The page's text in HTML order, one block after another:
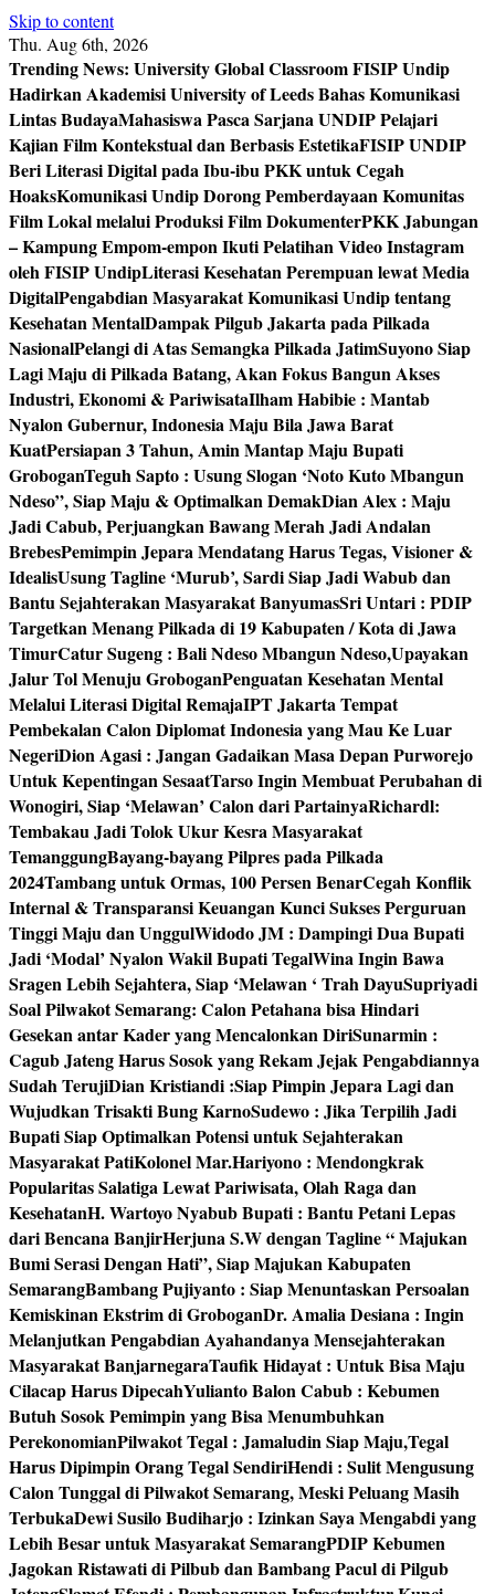
Skip to content
Thu. Aug 6th, 2026
Trending News: University Global Classroom FISIP Undip
Hadirkan Akademisi University of Leeds Bahas Komunikasi
Lintas BudayaMahasiswa Pasca Sarjana UNDIP Pelajari
Kajian Film Kontekstual dan Berbasis EstetikaFISIP UNDIP
Beri Literasi Digital pada Ibu-ibu PKK untuk Cegah
HoaksKomunikasi Undip Dorong Pemberdayaan Komunitas
Film Lokal melalui Produksi Film DokumenterPKK Jabungan
– Kampung Empom-empon Ikuti Pelatihan Video Instagram
oleh FISIP UndipLiterasi Kesehatan Perempuan lewat Media
DigitalPengabdian Masyarakat Komunikasi Undip tentang
Kesehatan MentalDampak Pilgub Jakarta pada Pilkada
NasionalPelangi di Atas Semangka Pilkada JatimSuyono Siap
Lagi Maju di Pilkada Batang, Akan Fokus Bangun Akses
Industri, Ekonomi & PariwisataIlham Habibie : Mantab
Nyalon Gubernur, Indonesia Maju Bila Jawa Barat
KuatPersiapan 3 Tahun, Amin Mantap Maju Bupati
GroboganTeguh Sapto : Usung Slogan ‘Noto Kuto Mbangun
Ndeso”, Siap Maju & Optimalkan DemakDian Alex : Maju
Jadi Cabub, Perjuangkan Bawang Merah Jadi Andalan
BrebesPemimpin Jepara Mendatang Harus Tegas, Visioner &
IdealisUsung Tagline ‘Murub’, Sardi Siap Jadi Wabub dan
Bantu Sejahterakan Masyarakat BanyumasSri Untari : PDIP
Targetkan Menang Pilkada di 19 Kabupaten / Kota di Jawa
TimurCatur Sugeng : Bali Ndeso Mbangun Ndeso,Upayakan
Jalur Tol Menuju GroboganPenguatan Kesehatan Mental
Melalui Literasi Digital RemajaIPT Jakarta Tempat
Pembekalan Calon Diplomat Indonesia yang Mau Ke Luar
NegeriDion Agasi : Jangan Gadaikan Masa Depan Purworejo
Untuk Kepentingan SesaatTarso Ingin Membuat Perubahan di
Wonogiri, Siap ‘Melawan’ Calon dari PartainyaRichardl:
Tembakau Jadi Tolok Ukur Kesra Masyarakat
TemanggungBayang-bayang Pilpres pada Pilkada
2024Tambang untuk Ormas, 100 Persen BenarCegah Konflik
Internal & Transparansi Keuangan Kunci Sukses Perguruan
Tinggi Maju dan UnggulWidodo JM : Dampingi Dua Bupati
Jadi ‘Modal’ Nyalon Wakil Bupati TegalWina Ingin Bawa
Sragen Lebih Sejahtera, Siap ‘Melawan ‘ Trah DayuSupriyadi
Soal Pilwakot Semarang: Calon Petahana bisa Hindari
Gesekan antar Kader yang Mencalonkan DiriSunarmin :
Cagub Jateng Harus Sosok yang Rekam Jejak Pengabdiannya
Sudah TerujiDian Kristiandi :Siap Pimpin Jepara Lagi dan
Wujudkan Trisakti Bung KarnoSudewo : Jika Terpilih Jadi
Bupati Siap Optimalkan Potensi untuk Sejahterakan
Masyarakat PatiKolonel Mar.Hariyono : Mendongkrak
Popularitas Salatiga Lewat Pariwisata, Olah Raga dan
KesehatanH. Wartoyo Nyabub Bupati : Bantu Petani Lepas
dari Bencana BanjirHerjuna S.W dengan Tagline “ Majukan
Bumi Serasi Dengan Hati”, Siap Majukan Kabupaten
SemarangBambang Pujiyanto : Siap Menuntaskan Persoalan
Kemiskinan Ekstrim di GroboganDr. Amalia Desiana : Ingin
Melanjutkan Pengabdian Ayahandanya Mensejahterakan
Masyarakat BanjarnegaraTaufik Hidayat : Untuk Bisa Maju
Cilacap Harus DipecahYulianto Balon Cabub : Kebumen
Butuh Sosok Pemimpin yang Bisa Menumbuhkan
PerekonomianPilwakot Tegal : Jamaludin Siap Maju,Tegal
Harus Dipimpin Orang Tegal SendiriHendi : Sulit Mengusung
Calon Tunggal di Pilwakot Semarang, Meski Peluang Masih
TerbukaDewi Susilo Budiharjo : Izinkan Saya Mengabdi yang
Lebih Besar untuk Masyarakat SemarangPDIP Kebumen
Jagokan Ristawati di Pilbub dan Bambang Pacul di Pilgub